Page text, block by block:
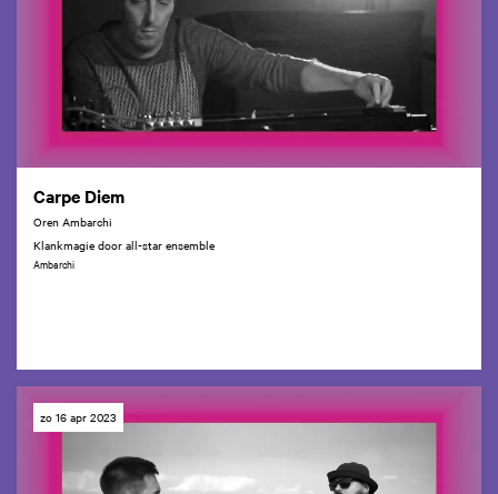
Carpe Diem
Oren Ambarchi
Klankmagie door all-star ensemble
Ambarchi
zo 16 apr 2023